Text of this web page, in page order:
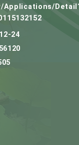
Applications/
24